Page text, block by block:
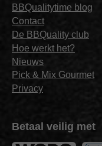
BBQualitytime blog
Contact
De BBQuality club
Hoe werkt het?
Nieuws
Pick & Mix Gourmet
Privacy
Betaal veilig met